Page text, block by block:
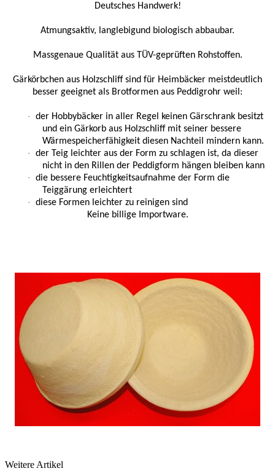
Deutsches Handwerk!
Atmungsaktiv, langlebigund biologisch abbaubar.
Massgenaue Qualität aus TÜV-geprüften Rohstoffen.
Gärkörbchen aus Holzschliff sind für Heimbäcker meistdeutlich
besser geeignet als Brotformen aus Peddigrohr weil:
·
der Hobbybäcker in aller Regel keinen Gärschrank besitzt
und ein Gärkorb aus Holzschliff mit seiner bessere
Wärmespeicherfähigkeit diesen Nachteil mindern kann.
·
der Teig leichter aus der Form zu schlagen ist, da dieser
nicht in den Rillen der Peddigform hängen bleiben kann
·
die bessere Feuchtigkeitsaufnahme der Form die
Teiggärung erleichtert
·
diese Formen leichter zu reinigen sind
Keine billige Importware.
Weitere Artikel